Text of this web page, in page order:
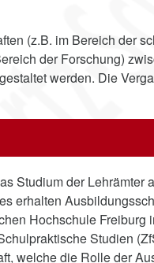
(z.B. im Bereich der
der Forschung)
werden. Die
Studium der Lehrämter
erhalten
Hochschule Freiburg
Studien
welche die Rolle der